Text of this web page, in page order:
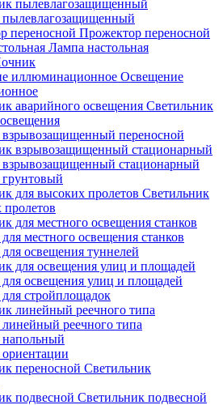
пылевлагозащищенный
Прожектор переносной
Лампа настольная
Освещение
Светильник
переносной
взрывозащищенный стационарный
Светильник
пролетов
местного освещения станков
освещения туннелей
освещения улиц и площадей
стройплощадок
реечного типа
Светильник
Светильник подвесной